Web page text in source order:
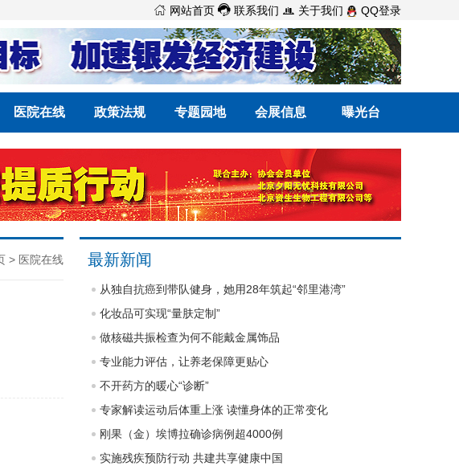
 网站首页  联系我们  关于我们 QQ登录
医院在线 政策法规 专题园地 会展信息 曝光台
> 医院在线 最新新闻
从独自抗癌到带队健身，她用28年筑起“邻里港湾”
化妆品可实现“量肤定制”
做核磁共振检查为何不能戴金属饰品
专业能力评估，让养老保障更贴心
不开药方的暖心“诊断”
专家解读运动后体重上涨 读懂身体的正常变化
刚果（金）埃博拉确诊病例超4000例
实施残疾预防行动 共建共享健康中国